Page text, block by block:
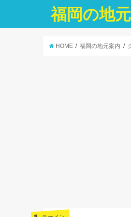
福岡の地
HOME 福岡の地元案内